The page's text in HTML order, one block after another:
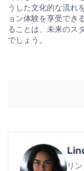
うした文化的な流れ
ョン体験を享受でき
ることは、未来のス
でしょう。
リ